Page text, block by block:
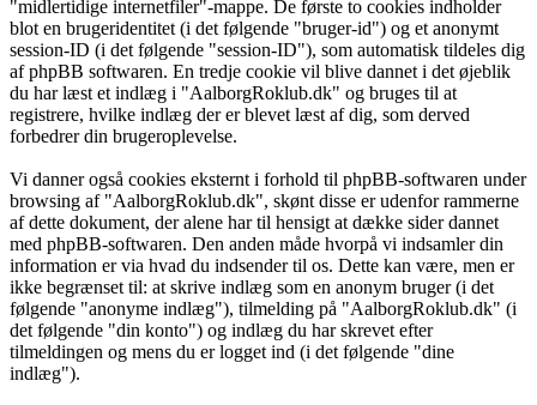
"midlertidige internetfiler"-mappe. De første to cookies indholder
blot en brugeridentitet (i det følgende "bruger-id") og et anonymt
session-ID (i det følgende "session-ID"), som automatisk tildeles dig
af phpBB softwaren. En tredje cookie vil blive dannet i det øjeblik
du har læst et indlæg i "AalborgRoklub.dk" og bruges til at
registrere, hvilke indlæg der er blevet læst af dig, som derved
forbedrer din brugeroplevelse.
Vi danner også cookies eksternt i forhold til phpBB-softwaren under
browsing af "AalborgRoklub.dk", skønt disse er udenfor rammerne
af dette dokument, der alene har til hensigt at dække sider dannet
med phpBB-softwaren. Den anden måde hvorpå vi indsamler din
information er via hvad du indsender til os. Dette kan være, men er
ikke begrænset til: at skrive indlæg som en anonym bruger (i det
følgende "anonyme indlæg"), tilmelding på "AalborgRoklub.dk" (i
det følgende "din konto") og indlæg du har skrevet efter
tilmeldingen og mens du er logget ind (i det følgende "dine
indlæg").